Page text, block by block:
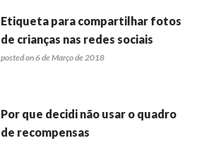
Etiqueta para compartilhar fotos
de crianças nas redes sociais
posted on 6 de Março de 2018
Por que decidi não usar o quadro
de recompensas